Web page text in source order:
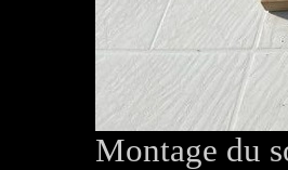
Montage du